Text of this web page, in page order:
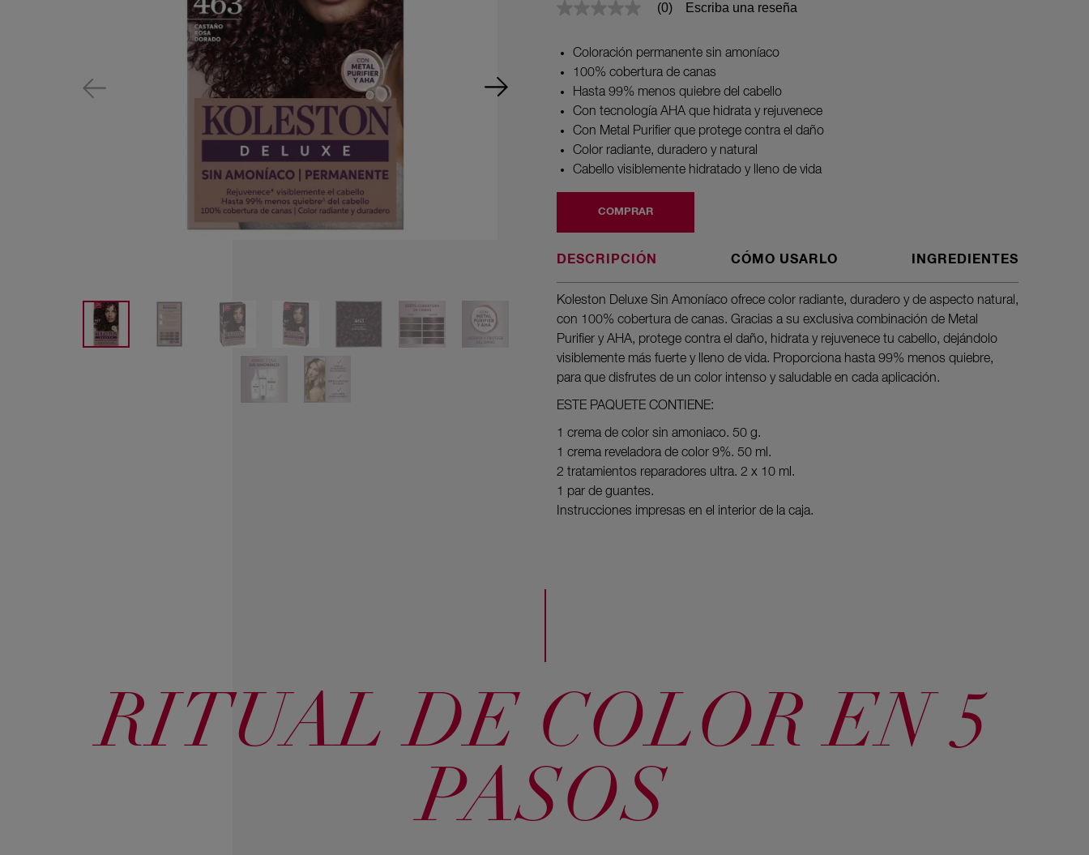
Sin
en
misma
página.
(0) Escriba una reseña
Coloración permanente sin amoníaco
100% cobertura de canas
Hasta 99% menos quiebre del cabello
Con tecnología AHA que hidrata y rejuvenece
Con Metal Purifier que protege contra el daño
Color radiante, duradero y natural
Cabello visiblemente hidratado y lleno de vida
COMPRAR
DESCRIPCIÓN CÓMO USARLO INGREDIENTES
Koleston Deluxe Sin Amoníaco ofrece color radiante, duradero y de aspecto natural,
con 100% cobertura de canas. Gracias a su exclusiva combinación de Metal
Purifier y AHA, protege contra el daño, hidrata y rejuvenece tu cabello, dejándolo
visiblemente más fuerte y lleno de vida. Proporciona hasta 99% menos quiebre,
para que disfrutes de un color intenso y saludable en cada aplicación.
ESTE PAQUETE CONTIENE:
1 crema de color sin amoniaco. 50 g.
1 crema reveladora de color 9%. 50 ml.
2 tratamientos reparadores ultra. 2 x 10 ml.
1 par de guantes.
Instrucciones impresas en el interior de la caja.
RITUAL DE COLOR EN 5
PASOS